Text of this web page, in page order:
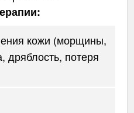
кожи (морщины,
дряблость, потеря